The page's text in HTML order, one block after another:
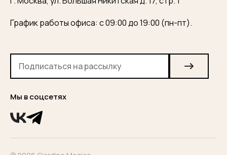
Мы в соцсетях
График работы офиса: с 09:00 до 19:00 (пн-пт).